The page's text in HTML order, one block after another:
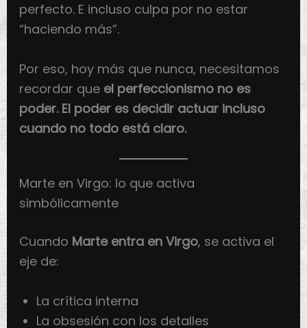
perfecto. E incluso culpa por no estar
“haciendo más”.
Por eso, hoy más que nunca, necesitamos
recordar que el perfeccionismo no es
poder. El poder es decidir actuar incluso
cuando no todo está claro.
Marte en Virgo: lo que activa
simbólicamente
Cuando Marte entra en Virgo, se activa el
eje de:
La crítica interna
La obsesión con los detalles